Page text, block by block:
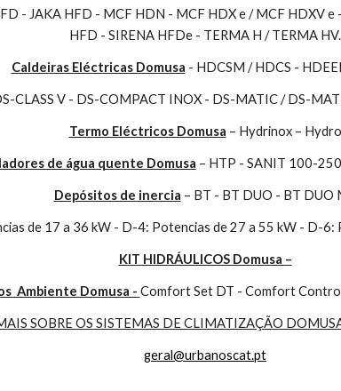
- JAKA HFD - MCF HDN - MCF HDX e / MCF HDXV
HFD - SIRENA HFDe - TERMA H / TERMA HV.
Caldeiras Eléctricas Domusa - HDCSM / HDCS -
CLASS V - DS-COMPACT INOX - DS-MATIC / DS-
Termo Eléctricos Domusa – Hydrinox – Hydro
de água quente Domusa – HTP - SANIT 100-
Depósitos de inercia – BT - BT DUO - BT DUO
de 17 a 36 kW - D-4: Potencias de 27 a 55 kW - D-
KIT HIDRÁULICOS Domusa –
Ambiente Domusa - Comfort Set DT - Comfort
SOBRE OS SISTEMAS DE CLIMATIZAÇÃO
geral@urbanoscat.pt